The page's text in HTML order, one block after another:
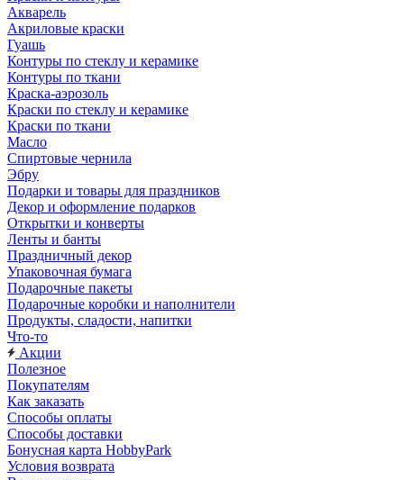
Акварель
Акриловые краски
Гуашь
Контуры по стеклу и керамике
Контуры по ткани
Краска-аэрозоль
Краски по стеклу и керамике
Краски по ткани
Масло
Спиртовые чернила
Эбру
Подарки и товары для праздников
Декор и оформление подарков
Открытки и конверты
Ленты и банты
Праздничный декор
Упаковочная бумага
Подарочные пакеты
Подарочные коробки и наполнители
Продукты, сладости, напитки
Что-то
Акции
Полезное
Покупателям
Как заказать
Способы оплаты
Способы доставки
Бонусная карта HobbyPark
Условия возврата